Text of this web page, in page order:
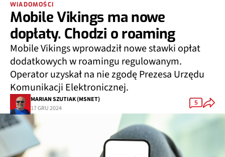
WIADOMOŚCI
Mobile Vikings ma nowe
dopłaty. Chodzi o roaming
Mobile Vikings wprowadził nowe stawki opłat
dodatkowych w roamingu regulowanym.
Operator uzyskał na nie zgodę Prezesa Urzędu
Komunikacji Elektronicznej.
MARIAN SZUTIAK (MSNET)
17 GRU 2024
5